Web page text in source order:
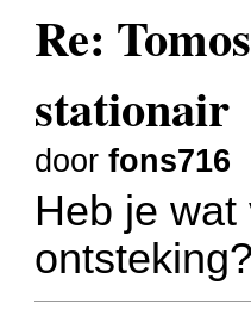
Re:
stationair
doorfons716
Heb je
ontsteking?